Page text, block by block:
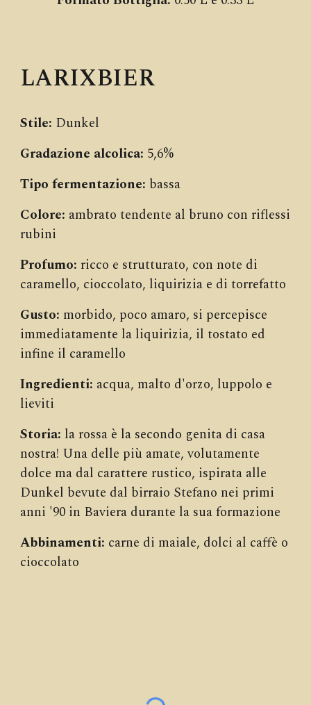
LARIXBIER
Stile: Dunkel
Gradazione alcolica: 5,6%
Tipo fermentazione: bassa
Colore: ambrato tendente al bruno con riflessi
rubini
Profumo: ricco e strutturato, con note di
caramello, cioccolato, liquirizia e di torrefatto
Gusto: morbido, poco amaro, si percepisce
immediatamente la liquirizia, il tostato ed
infine il caramello
Ingredienti: acqua, malto d'orzo, luppolo e
lieviti
Storia: la rossa è la secondo genita di casa
nostra! Una delle più amate, volutamente
dolce ma dal carattere rustico, ispirata alle
Dunkel bevute dal birraio Stefano nei primi
anni '90 in Baviera durante la sua formazione
Abbinamenti: carne di maiale, dolci al caffè o
cioccolato